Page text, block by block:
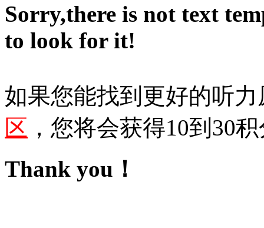
Sorry,there is not text
to look for it!
如果您能找到更好的听
区 ，您将会获得10到30
Thank you！